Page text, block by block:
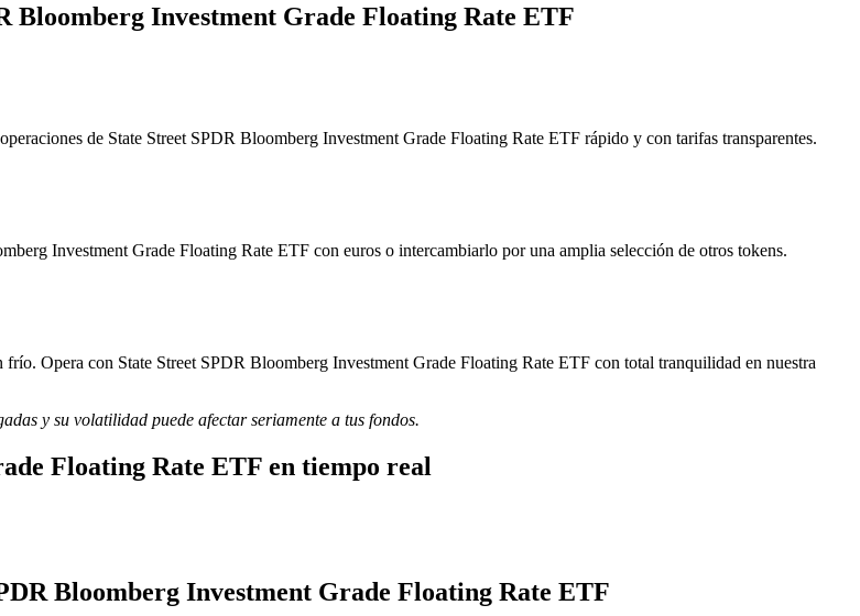
Bloomberg Investment Grade Floating Rate ETF
de State Street SPDR Bloomberg Investment Grade Floating Rate ETF rápido y con tarifas transparentes.
Investment Grade Floating Rate ETF con euros o intercambiarlo por una amplia selección de otros tokens.
Opera con State Street SPDR Bloomberg Investment Grade Floating Rate ETF con total tranquilidad en nuestra
y su volatilidad puede afectar seriamente a tus fondos.
Floating Rate ETF en tiempo real
Bloomberg Investment Grade Floating Rate ETF